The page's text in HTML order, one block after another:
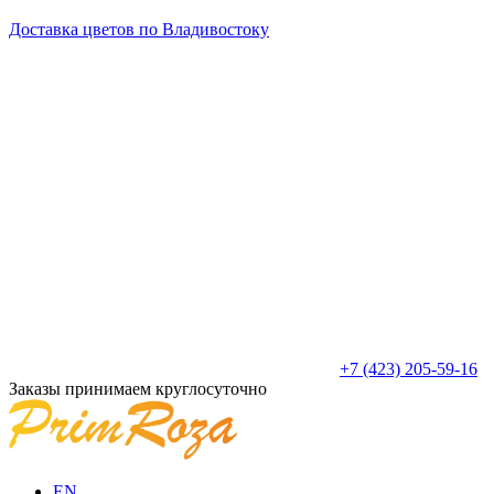
Доставка цветов по Владивостоку
+7 (423) 205-59-16
Заказы принимаем круглосуточно